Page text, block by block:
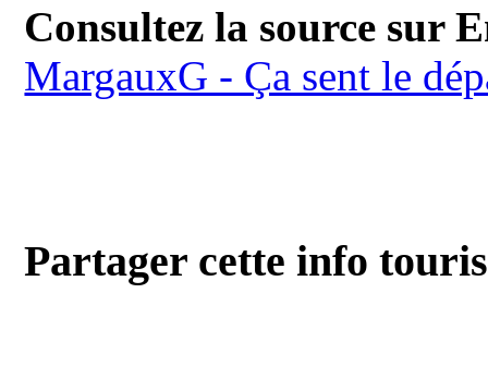
Consultez la source sur
MargauxG - Ça sent le
Partager cette info